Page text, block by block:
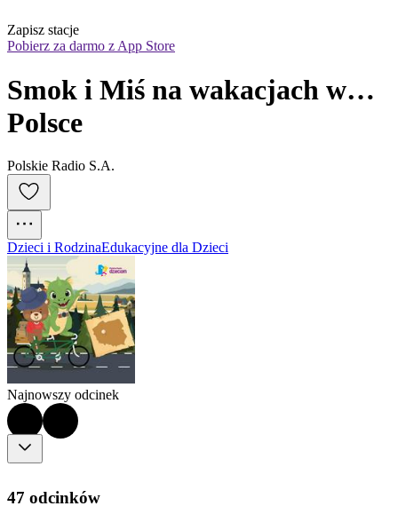
Zapisz stacje
Pobierz za darmo z App Store
Smok i Miś na wakacjach w…
Polsce
Polskie Radio S.A.
Dzieci i RodzinaEdukacyjne dla Dzieci
Najnowszy odcinek
47 odcinków